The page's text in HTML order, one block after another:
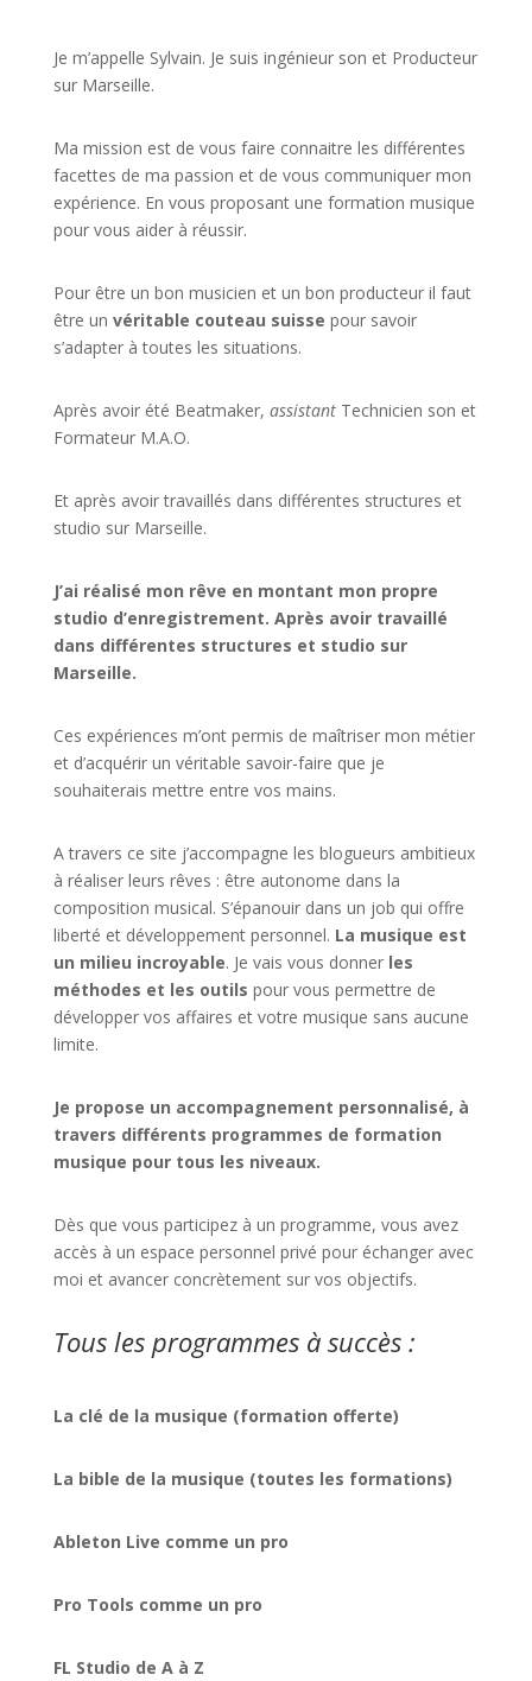
Je m’appelle Sylvain. Je suis ingénieur son et Producteur
sur Marseille.
Ma mission est de vous faire connaitre les différentes
facettes de ma passion et de vous communiquer mon
expérience. En vous proposant une formation musique
pour vous aider à réussir.
Pour être un bon musicien et un bon producteur il faut
être un véritable couteau suisse pour savoir
s’adapter à toutes les situations.
Après avoir été Beatmaker, assistant Technicien son et
Formateur M.A.O.
Et après avoir travaillés dans différentes structures et
studio sur Marseille.
J’ai réalisé mon rêve en montant mon propre
studio d’enregistrement. Après avoir travaillé
dans différentes structures et studio sur
Marseille.
Ces expériences m’ont permis de maîtriser mon métier
et d’acquérir un véritable savoir-faire que je
souhaiterais mettre entre vos mains.
A travers ce site j’accompagne les blogueurs ambitieux
à réaliser leurs rêves : être autonome dans la
composition musical. S’épanouir dans un job qui offre
liberté et développement personnel. La musique est
un milieu incroyable. Je vais vous donner les
méthodes et les outils pour vous permettre de
développer vos affaires et votre musique sans aucune
limite.
Je propose un accompagnement personnalisé, à
travers différents programmes de formation
musique pour tous les niveaux.
Dès que vous participez à un programme, vous avez
accès à un espace personnel privé pour échanger avec
moi et avancer concrètement sur vos objectifs.
Tous les programmes à succès :
La clé de la musique (formation offerte)
La bible de la musique (toutes les formations)
Ableton Live comme un pro
Pro Tools comme un pro
FL Studio de A à Z